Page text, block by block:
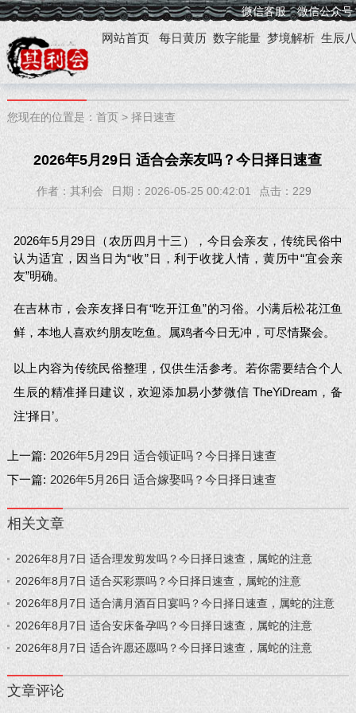
微信客服 微信公众号
网站首页 每日黄历 数字能量 梦境解析 生辰
您现在的位置是： 首页> 择日速查
2026年5月29日 适合会亲友吗？今日择日速查
作者：其利会 日期：2026-05-25 00:42:01 点击： 229
2026年5月29日（农历四月十三），今日会亲友，传统民俗中
认为适宜，因当日为“收”日，利于收拢人情，黄历中“宜会亲
友”明确。
在吉林市，会亲友择日有“吃开江鱼”的习俗。小满后松花江鱼
鲜，本地人喜欢约朋友吃鱼。属鸡者今日无冲，可尽情聚会。
以上内容为传统民俗整理，仅供生活参考。若你需要结合个人
生辰的精准择日建议，欢迎添加易小梦微信 TheYiDream，备
注‘择日’。
上一篇: 2026年5月29日 适合领证吗？今日择日速查
下一篇: 2026年5月26日 适合嫁娶吗？今日择日速查
相关文章
2026年8月7日 适合理发剪发吗？今日择日速查，属蛇的注意
2026年8月7日 适合买彩票吗？今日择日速查，属蛇的注意
2026年8月7日 适合满月酒百日宴吗？今日择日速查，属蛇的注意
2026年8月7日 适合安床备孕吗？今日择日速查，属蛇的注意
2026年8月7日 适合许愿还愿吗？今日择日速查，属蛇的注意
文章评论